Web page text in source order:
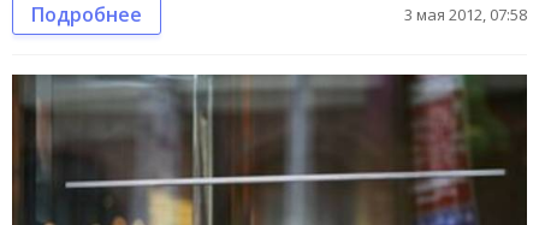
Подробнее 3 мая 2012, 07:58